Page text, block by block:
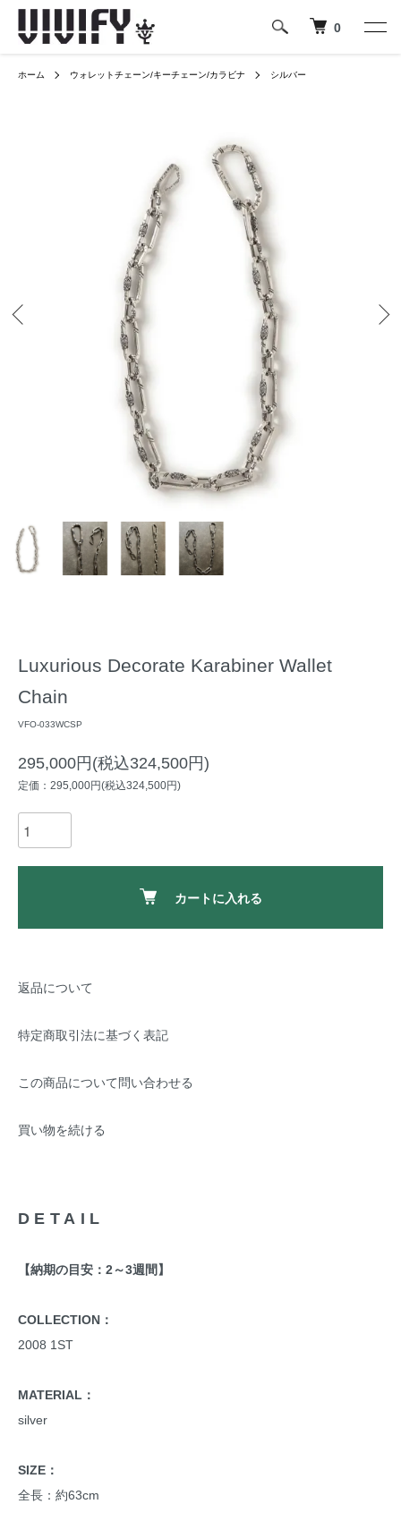
0
ホーム ウォレットチェーン/キーチェーン/カラビナ シルバー
Luxurious Decorate Karabiner Wallet
Chain
VFO-033WCSP
295,000円(税込324,500円)
定価：295,000円(税込324,500円)
カートに入れる
返品について
特定商取引法に基づく表記
この商品について問い合わせる
買い物を続ける
DETAIL
【納期の目安：2～3週間】
COLLECTION：
2008 1ST
MATERIAL：
silver
SIZE：
全長：約63cm